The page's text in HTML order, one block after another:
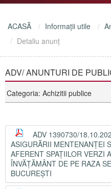
ACASĂ Informaţii utile
Detaliu anunţ
ADV/ ANUNTURI DE
Categoria: Achizitii publice
ADV 1390730/
ASIGURĂRII MENTENANȚEI
AFERENT SPAȚIILOR VERZI
ÎNVĂȚĂMÂNT DE PE RAZA
BUCUREȘTI